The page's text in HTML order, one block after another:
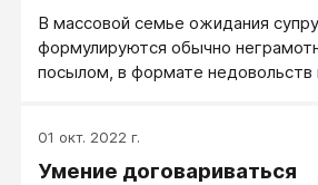
В массовой семье ожидания
формулируются обычно
посылом, в формате недовольств
мне грубить!"), неконкретно,
чтобы жена была более ласковой,
01 окт. 2022 г.
Умение договариваться